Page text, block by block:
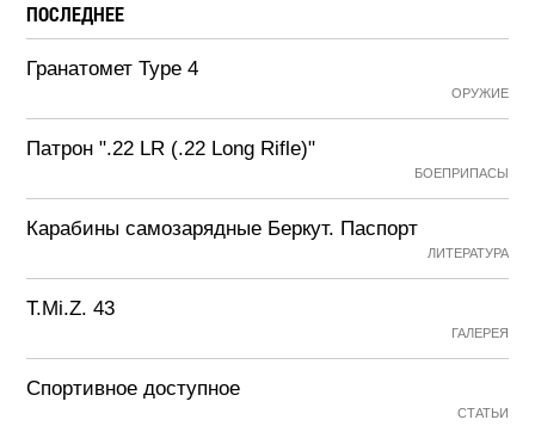
ПОСЛЕДНЕЕ
Гранатомет Type 4
ОРУЖИЕ
Патрон ".22 LR (.22 Long Rifle)"
БОЕПРИПАСЫ
Карабины самозарядные Беркут. Паспорт
ЛИТЕРАТУРА
T.Mi.Z. 43
ГАЛЕРЕЯ
Спортивное доступное
СТАТЬИ